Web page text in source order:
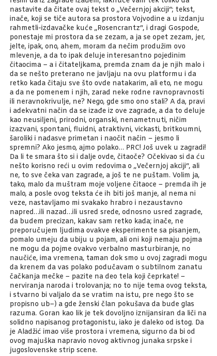
nastavite da čitate ovaj tekst o „Večernjoj akciji“; tekst,
inače, koji se tiče autora sa prostora Vojvodine a u izdanju
rahmetli-izdavačke kuće „Rosencrantz“, i dragi Gospode,
ponestaje mi prostora da se zezam, a ja se opet zezam, jer,
jelte, ipak, ono, ahem, moram da nečim produžim ovo
mlevenje, a da to ipak deluje interesantno pojedinim
čitaocima – a i čitateljkama, premda znam da je njih malo i
da se nešto preterano ne javljaju na ovu platformu i da
retko kada čitaju sve što ovde natakarim, ali eto, ne mogu
a da ne pomenem i njih, zarad neke rodne ravnopravnosti
ili neravnokrivulje, ne? Nego, gde smo ono stali? A da, pravi
i adekvatni način da se izađe iz ove zagrade, a da to deluje
kao neusiljeni, prirodni, organski, nenametnuti, ničim
izazvani, spontani, fluidni, atraktivni, vickasti, britkoumni,
šaroliki i nadasve primetan i naočit način – jesmo li
spremni? Ako jesmo, ajmo polako… PRC! Još uvek u zagradi!
Da li te smara što si i dalje ovde, čitaoče? Očekivao si da ću
nešto korisno reći u ovim redovima o „Večernjoj akciji“, ali
ne, to sve čeka van zagrade, a još te ne puštam. Volim ja,
tako, malo da muštram moje voljene čitaoce – premda ih je
malo, a posle ovog teksta će ih biti još manje, al nema ni
veze, nastavljamo mi svakako hrabro i nezaustavno
napred…ili nazad…ili usred srede, odnosno usred zagrade,
da budem precizan, kakav sam retko kada; inače, ne
preporučujem ljudima ovakve eksperimente sa pisanjem,
pomalo umeju da ubiju u pojam, ali oni koji nemaju pojma
ne mogu da pojme ovakvo verbalno masturbiranje, no
naučiće, ima vremena, taman dok smo u ovoj zagradi mogu
da krenem da vas polako podučavam o subtilnom zanatu
čačkanja mečke – pazite na deo tela koji čeprkate! –
nerviranja naroda i trolovanja; no to nije tema ovog teksta,
i stvarno bi valjalo da se vratim na istu, pre nego što se
propisno ub–) a gde ženski član pokušava da bude glas
razuma. Goran kao lik je tek dovoljno iznijansiran da liči na
solidno napisanog protagonistu, iako je daleko od istog. Da
je Aladžić imao više prostora i vremena, sigurno da bi od
ovog majuška napravio novog aktivnog junaka srpske i
jugoslovenske strip scene.